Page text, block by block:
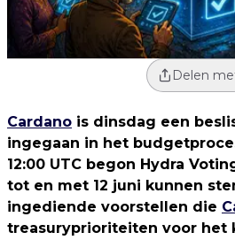
Delen
Cardano is dinsdag een
ingegaan in het
12:00 UTC begon Hydra
tot en met 12 juni kunnen
ingediende voorstellen die
treasuryprioriteiten voor het